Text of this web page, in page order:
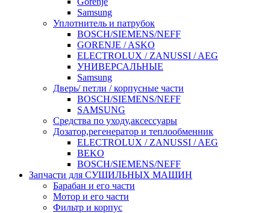
Samsung
Уплотнитель и патрубок
BOSCH/SIEMENS/NEFF
GORENJE / ASKO
ELECTROLUX / ZANUSSI / AEG
УНИВЕРСАЛЬНЫЕ
Samsung
Дверь/ петли / корпусные части
BOSCH/SIEMENS/NEFF
SAMSUNG
Средства по уходу,аксессуары
Дозатор,регенератор и теплообменник
ELECTROLUX / ZANUSSI / AEG
BEKO
BOSCH/SIEMENS/NEFF
Запчасти для СУШИЛЬНЫХ МАШИН
Барабан и его части
Мотор и его части
Фильтр и корпус